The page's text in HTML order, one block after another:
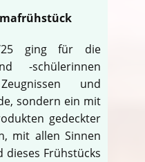
25 ging für die
-schülerinnen
und
sondern ein mit
gedeckter
mit allen Sinnen
dieses Frühstücks